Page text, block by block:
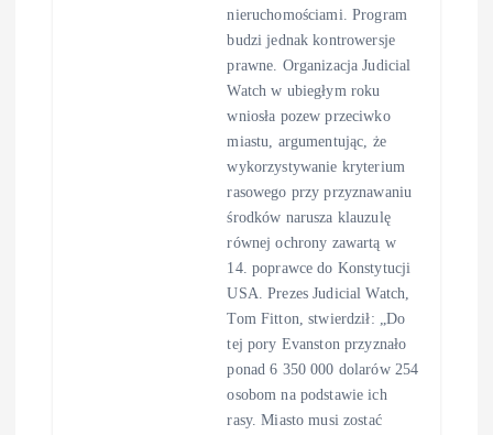
nieruchomościami. Program
budzi jednak kontrowersje
prawne. Organizacja Judicial
Watch w ubiegłym roku
wniosła pozew przeciwko
miastu, argumentując, że
wykorzystywanie kryterium
rasowego przy przyznawaniu
środków narusza klauzulę
równej ochrony zawartą w
14. poprawce do Konstytucji
USA. Prezes Judicial Watch,
Tom Fitton, stwierdził: „Do
tej pory Evanston przyznało
ponad 6 350 000 dolarów 254
osobom na podstawie ich
rasy. Miasto musi zostać